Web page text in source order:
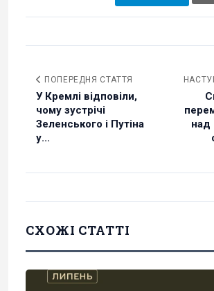
ПОПЕРЕДНЯ СТАТТЯ
У Кремлі відповіли,
чому зустрічі
Зеленського і Путіна
у...
над
СХОЖІ СТАТТІ